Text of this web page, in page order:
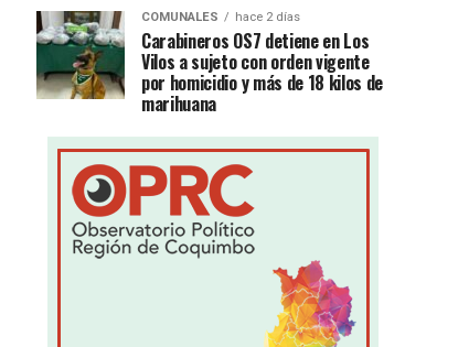
COMUNALES hace 2 días
Carabineros OS7 detiene en Los
Vilos a sujeto con orden vigente
por homicidio y más de 18 kilos de
marihuana